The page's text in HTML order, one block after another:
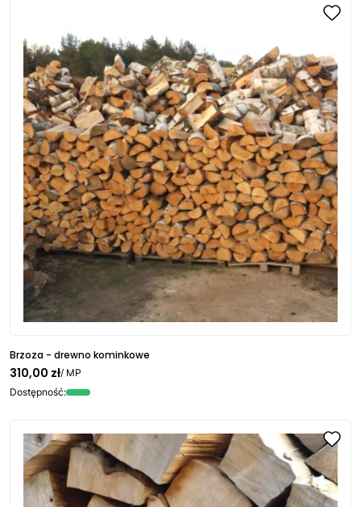
Brzoza - drewno kominkowe
310,00 zł/ MP
Dostępność: